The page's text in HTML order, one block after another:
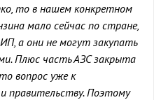
то в нашем конкретном
мало сейчас по стране,
а они не могут закупать
Плюс часть АЗС закрыта
вопрос уже к
правительству. Поэтому